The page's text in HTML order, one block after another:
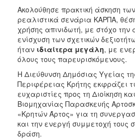
Ακολούθησε πρακτική άσκηση
ρεαλιστικά σενάρια ΚΑΡΠΑ,
χρήσης απινιδωτή, με στόχο την
ενίσχυση των σχετικών
ήταν ιδιαίτερα μεγάλη, με
όλους τους παρευρισκόμενους.
Η Διεύθυνση Δημόσιας Υγείας
Περιφέρειας Κρήτης εκφράζει
ευχαριστίες προς τη Διοίκηση
Βιομηχανίας Παρασκευής
«Κρητών Άρτος» για τη
και την ενεργή συμμετοχή τους
δράση.